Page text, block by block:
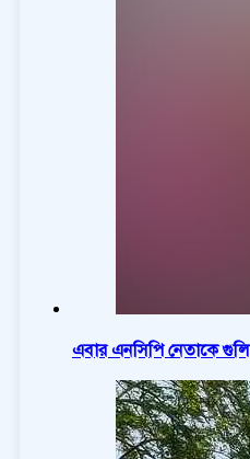
এবার এনসিপি নেতাকে গুলি